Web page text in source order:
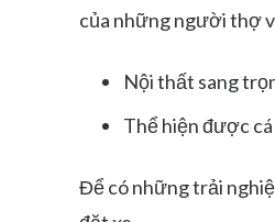
của những người thợ
Nội thất sang
Thể hiện được
Để có những trải